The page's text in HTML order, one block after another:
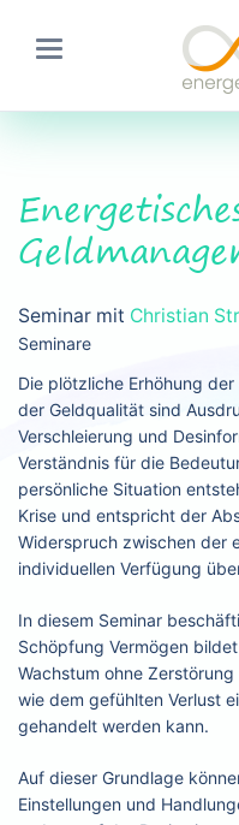
Seminar mit Christian
Seminare
Die plötzliche Erhöhung
der Geldqualität sind
Verschleierung und
Verständnis für die
persönliche Situation
Krise und entspricht der
Widerspruch zwischen der
individuellen Verfügung
In diesem Seminar
Schöpfung Vermögen
Wachstum ohne
wie dem gefühlten Verlust
gehandelt werden kann.
Auf dieser Grundlage
Einstellungen und